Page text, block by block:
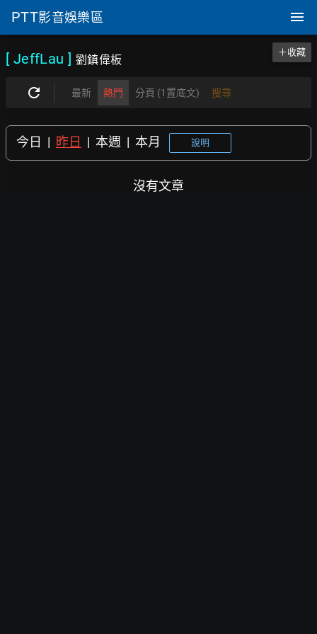
PTT影音娛樂區
[ JeffLau ] 劉鎮偉板
＋收藏
最新 熱門 分頁 (1置底文) 搜尋
今日 | 昨日 | 本週 | 本月 說明
沒有文章